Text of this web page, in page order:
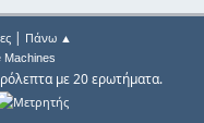
| Πάνω ▲
Machines
με 20 ερωτήματα.